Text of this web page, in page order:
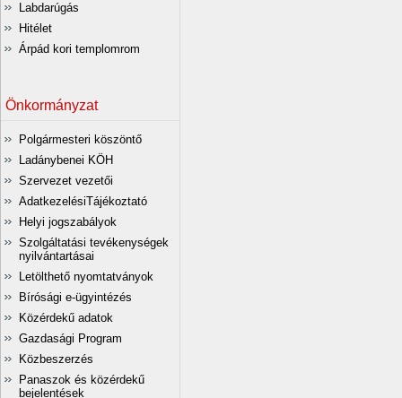
Labdarúgás
Hitélet
Árpád kori templomrom
Önkormányzat
Polgármesteri köszöntő
Ladánybenei KÖH
Szervezet vezetői
AdatkezelésiTájékoztató
Helyi jogszabályok
Szolgáltatási tevékenységek
nyilvántartásai
Letölthető nyomtatványok
Bírósági e-ügyintézés
Közérdekű adatok
Gazdasági Program
Közbeszerzés
Panaszok és közérdekű
bejelentések